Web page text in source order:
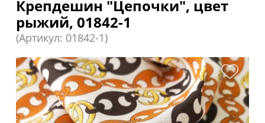
Крепдешин "Цепочки", цвет
рыжий, 01842-1
(Артикул: 01842-1)